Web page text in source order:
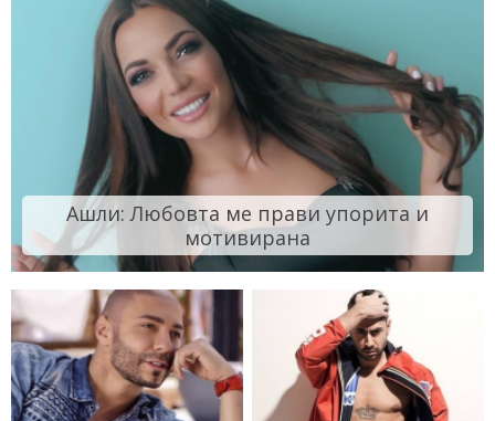
Ашли: Любовта ме прави упорита и
мотивирана